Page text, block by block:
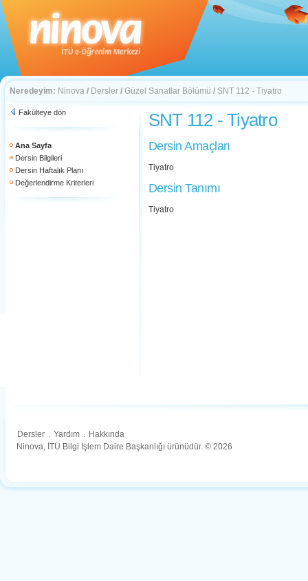
Neredeyim: Ninova / Dersler / Güzel Sanatlar Bölümü / SNT 112 - Tiyatro
Fakülteye dön
Ana Sayfa
Dersin Bilgileri
Dersin Haftalık Planı
Değerlendirme Kriterleri
SNT 112 - Tiyatro
Dersin Amaçları
Tiyatro
Dersin Tanımı
Tiyatro
Dersler . Yardım . Hakkında
Ninova, İTÜ Bilgi İşlem Daire Başkanlığı ürünüdür. © 2026